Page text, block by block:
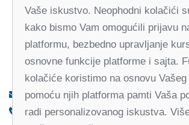
office@partners-serbia.org
(+381 11) 32 31 551, (+381 11) 32 31 552
Vaše iskustvo. Neophodni kolačići
kako bismo Vam omogućili prijavu
platformu, bezbedno upravljanje
osnovne funkcije platforme i sajta.
kolačiće koristimo na osnovu
pomoću njih platforma pamti Vaša
radi personalizovanog iskustva.